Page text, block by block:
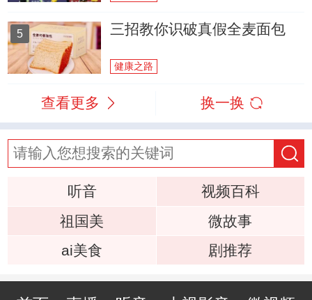
5 三招教你识破真假全麦面包
健康之路
查看更多 换一换
听音
视频百科
祖国美
微故事
ai美食
剧推荐